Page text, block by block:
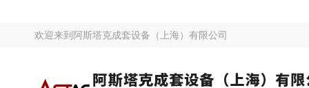
欢迎来到 阿斯塔克成套设备（上海）有限公司